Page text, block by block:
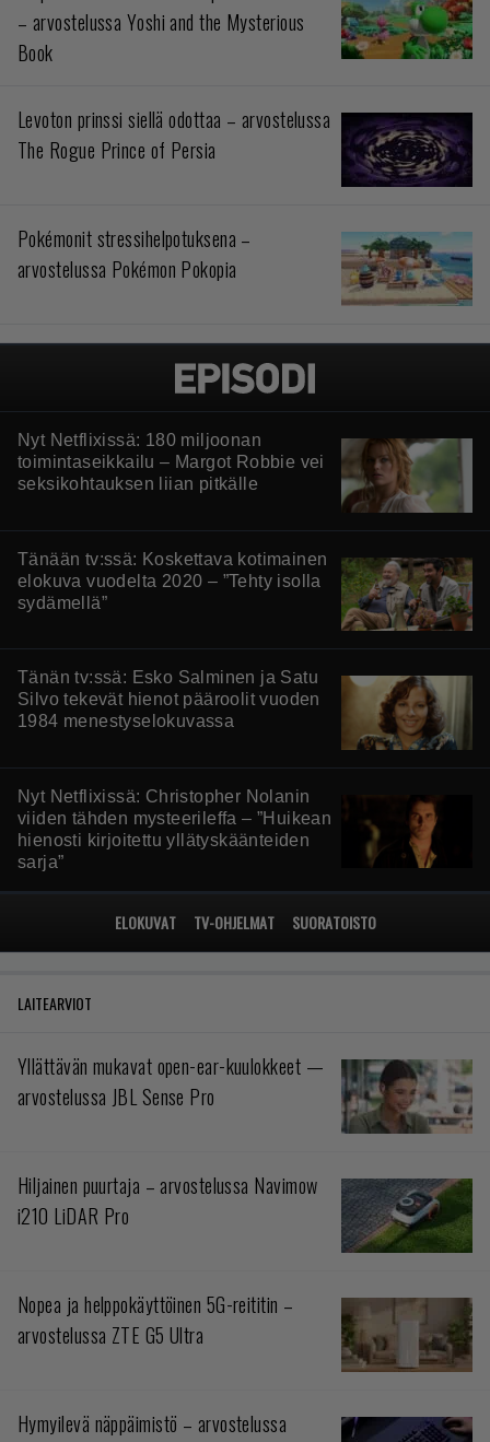
– arvostelussa Yoshi and the Mysterious
Book
Levoton prinssi siellä odottaa – arvostelussa
The Rogue Prince of Persia
Pokémonit stressihelpotuksena –
arvostelussa Pokémon Pokopia
Nyt Netflixissä: 180 miljoonan
toimintaseikkailu – Margot Robbie vei
seksikohtauksen liian pitkälle
Tänään tv:ssä: Koskettava kotimainen
elokuva vuodelta 2020 – ”Tehty isolla
sydämellä”
Tänän tv:ssä: Esko Salminen ja Satu
Silvo tekevät hienot pääroolit vuoden
1984 menestyselokuvassa
Nyt Netflixissä: Christopher Nolanin
viiden tähden mysteerileffa – ”Huikean
hienosti kirjoitettu yllätyskäänteiden
sarja”
ELOKUVAT TV-OHJELMAT SUORATOISTO
LAITEARVIOT
Yllättävän mukavat open-ear-kuulokkeet —
arvostelussa JBL Sense Pro
Hiljainen puurtaja – arvostelussa Navimow
i210 LiDAR Pro
Nopea ja helppokäyttöinen 5G-reititin –
arvostelussa ZTE G5 Ultra
Hymyilevä näppäimistö – arvostelussa